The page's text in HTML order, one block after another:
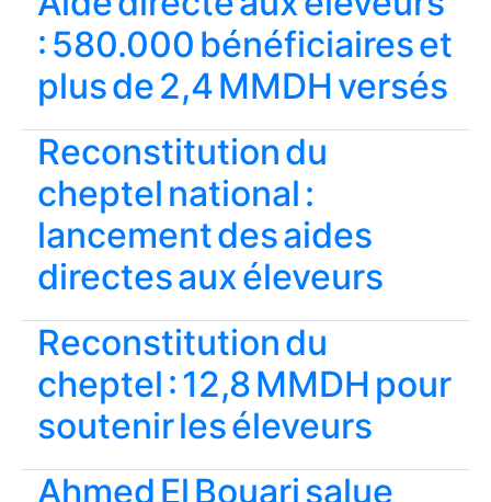
: 580.000 bénéficiaires et
plus de 2,4 MMDH versés
Reconstitution du
cheptel national :
lancement des aides
directes aux éleveurs
Reconstitution du
cheptel : 12,8 MMDH pour
soutenir les éleveurs
Ahmed El Bouari salue